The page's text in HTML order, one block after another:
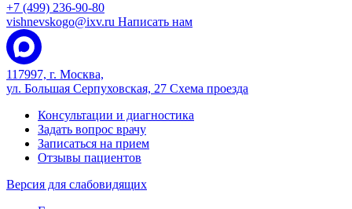
+7 (499) 236-90-80
vishnevskogo@ixv.ru Написать нам
117997, г. Москва,
ул. Большая Серпуховская, 27 Схема проезда
Консультации и диагностика
Задать вопрос врачу
Записаться на прием
Отзывы пациентов
Версия для слабовидящих